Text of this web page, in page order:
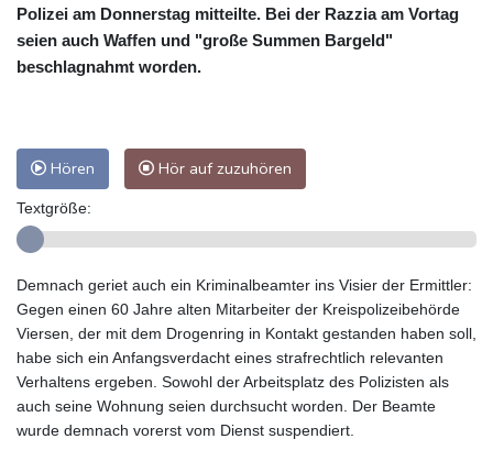
Polizei am Donnerstag mitteilte. Bei der Razzia am Vortag
seien auch Waffen und "große Summen Bargeld"
beschlagnahmt worden.
Hören Hör auf zuzuhören
Textgröße:
Demnach geriet auch ein Kriminalbeamter ins Visier der Ermittler:
Gegen einen 60 Jahre alten Mitarbeiter der Kreispolizeibehörde
Viersen, der mit dem Drogenring in Kontakt gestanden haben soll,
habe sich ein Anfangsverdacht eines strafrechtlich relevanten
Verhaltens ergeben. Sowohl der Arbeitsplatz des Polizisten als
auch seine Wohnung seien durchsucht worden. Der Beamte
wurde demnach vorerst vom Dienst suspendiert.